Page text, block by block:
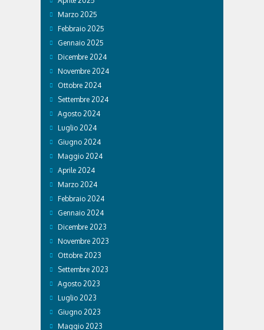
Marzo 2025
Febbraio 2025
Gennaio 2025
Dicembre 2024
Novembre 2024
Ottobre 2024
Settembre 2024
Agosto 2024
Luglio 2024
Giugno 2024
Maggio 2024
Aprile 2024
Marzo 2024
Febbraio 2024
Gennaio 2024
Dicembre 2023
Novembre 2023
Ottobre 2023
Settembre 2023
Agosto 2023
Luglio 2023
Giugno 2023
Maggio 2023